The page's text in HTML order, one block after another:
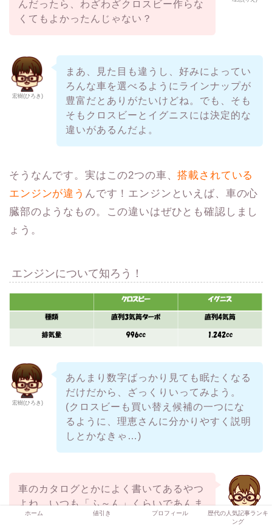
んだったら、わざわざクロスビー作らな
くてもよかったんじゃない？
宏樹(ひろき)
まあ、見た目も違うし、好みによってい
ろんな車を選べるようにラインナップが
豊富だとありがたいけどね。でも、そも
そもクロスビーとイグニスには決定的な
違いがあるんだよ。
そうなんです。実はこの2つの車、搭載されている
エンジンが違う んです！エンジンといえば、車の心
臓部のようなもの。この違いはぜひとも確認しまし
ょう。
エンジンについて知ろう！
宏樹(ひろき)
あんまり数字ばっかり見ても眠たくなる
だけだから、ざっくりいってみよう。
(クロスビーも買い替え候補の一つにな
るように、理恵さんに分かりやすく説明
しとかなきゃ…)
理恵(りえ)
車のカタログとかによく書いてあるやつ
よね。いつも「ふ～ん」くらいであんま
りわからないのよねぇ。
ホーム 値引き プロフィール
歴代の人気記事ランキ
ング